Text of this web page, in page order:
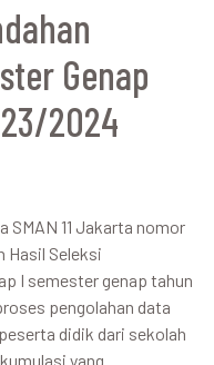
Genap
2024
SMAN 11 Jakarta nomor
Hasil Seleksi
I semester genap tahun
pengolahan data
didik dari sekolah
yang